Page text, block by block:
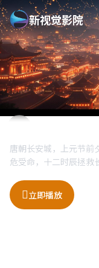
新视觉影院
星际穿越：
人类面临生存危机，一
幻巨制，震撼视觉体验
立即播放
长安十二时辰
唐朝长安城，上元节前
危受命，十二时辰拯救
立即播放
深海探险：
跟随专业潜水团队深入
界，发现前所未见的奇
立即播放
极速狂飙：
地下赛车世界的巅峰对
霓虹闪烁的街头展开生
立即播放